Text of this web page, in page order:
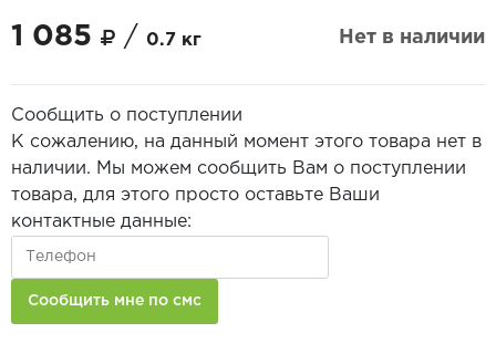
1 085 / 0.7 кг Нет в наличии
Сообщить о поступлении
К сожалению, на данный момент этого товара нет в
наличии. Мы можем сообщить Вам о поступлении
товара, для этого просто оставьте Ваши
контактные данные: